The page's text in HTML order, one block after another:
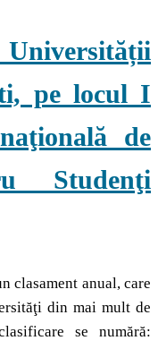
Universității
pe locul I
de
Studenţi
clasament anual, care
din mai mult de
se numără: